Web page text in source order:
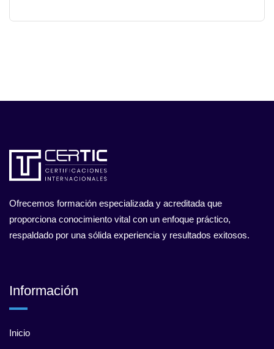
Ofrecemos formación especializada y acreditada que
proporciona conocimiento vital con un enfoque práctico,
respaldado por una sólida experiencia y resultados exitosos.
Información
Inicio